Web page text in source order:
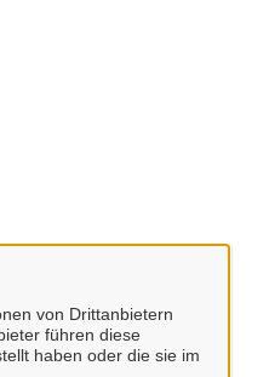
von Drittanbietern
führen diese
haben oder die sie im